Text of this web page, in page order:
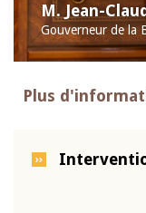
M. Jean-
Gouverneur de la
Plus